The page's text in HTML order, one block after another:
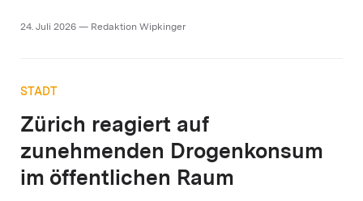
24. Juli 2026 — Redaktion Wipkinger
STADT
Zürich reagiert auf
zunehmenden Drogenkonsum
im öffentlichen Raum